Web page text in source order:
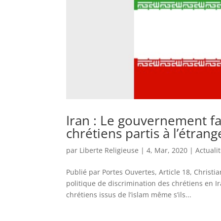
Iran : Le gouvernement
chrétiens partis à
par Liberte Religieuse |4, Mar, 2020 |
Publié par Portes Ouvertes, Article 18,
politique de discrimination des chrétiens en
chrétiens issus de l’islam même s’ils...